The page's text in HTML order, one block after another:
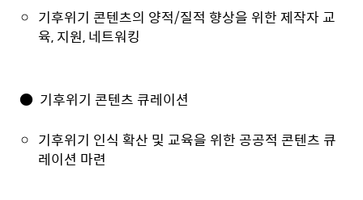
기후위기 콘텐츠의 양적/질적 향상을 위한 제작자 교
육, 지원, 네트워킹
● 기후위기 콘텐츠 큐레이션
기후위기 인식 확산 및 교육을 위한 공공적 콘텐츠 큐
레이션 마련